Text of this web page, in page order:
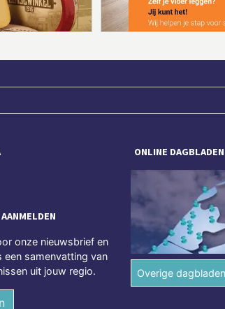
onze nieuwsbrief en
een samenvatting van
uit jouw regio.
ONLINE DAGBLADEN
Overige